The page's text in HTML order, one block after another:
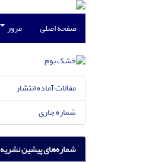
صفحه اصلی مرور
مقالات آماده انتشار
شماره جاری
شماره‌های پیشین نشریه